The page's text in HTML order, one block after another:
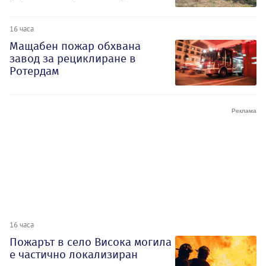
16 часа
Мащабен пожар обхвана
завод за рециклиране в
Ротердам
16 часа
Пожарът в село Висока могила
е частично локализиран